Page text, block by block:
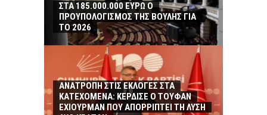
ΣΤΑ 185.000.000 ΕΥΡΩ Ο
ΠΡΟΥΠΟΛΟΓΙΣΜΟΣ ΤΗΣ ΒΟΥΛΗΣ ΓΙΑ
ΤΟ 2026
ΑΝΑΤΡΟΠΗ ΣΤΙΣ ΕΚΛΟΓΕΣ ΣΤΑ
ΚΑΤΕΧΟΜΕΝΑ: ΚΕΡΔΙΣΕ Ο ΤΟΥΦΑΝ
ΕΧΙΟΥΡΜΑΝ ΠΟΥ ΑΠΟΡΡΙΠΤΕΙ ΤΗ ΛΥΣΗ